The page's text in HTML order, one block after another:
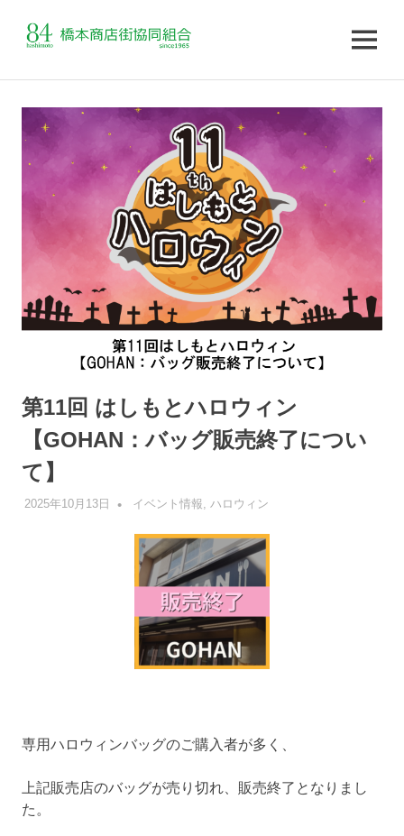
MENU
第11回 はしもとハロウィン
【GOHAN：バッグ販売終了につい
て】
2025年10月13日 管理者
イベント情報 ハロウィン
専用ハロウィンバッグのご購入者が多く、
上記販売店のバッグが売り切れ、販売終了となりまし
た。